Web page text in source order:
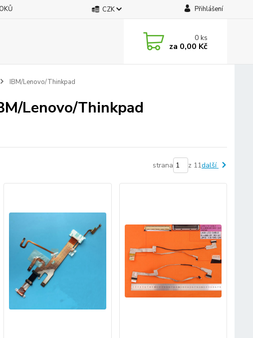
CZK Přihlášení
0ks
za 0,00 Kč
IBM/Lenovo/Thinkpad
Lenovo/Thinkpad
strana z 11další